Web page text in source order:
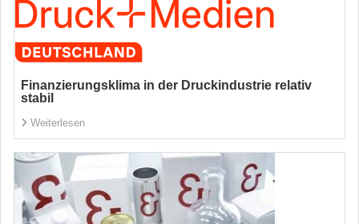
Finanzierungsklima in der Druckindustrie relativ
stabil
Weiterlesen